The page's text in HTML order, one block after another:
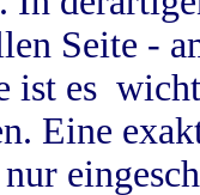
Seite -
ist es
Eine